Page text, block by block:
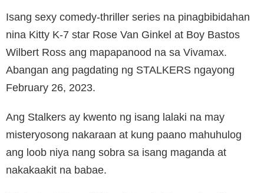
Isang sexy comedy-thriller series na pinagbibidahan
nina Kitty K-7 star Rose Van Ginkel at Boy Bastos
Wilbert Ross ang mapapanood na sa Vivamax.
Abangan ang pagdating ng STALKERS ngayong
February 26, 2023.
Ang Stalkers ay kwento ng isang lalaki na may
misteryosong nakaraan at kung paano mahuhulog
ang loob niya nang sobra sa isang maganda at
nakakaakit na babae.